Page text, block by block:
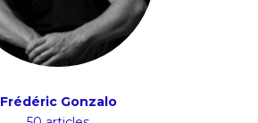
Frédéric Gonzalo